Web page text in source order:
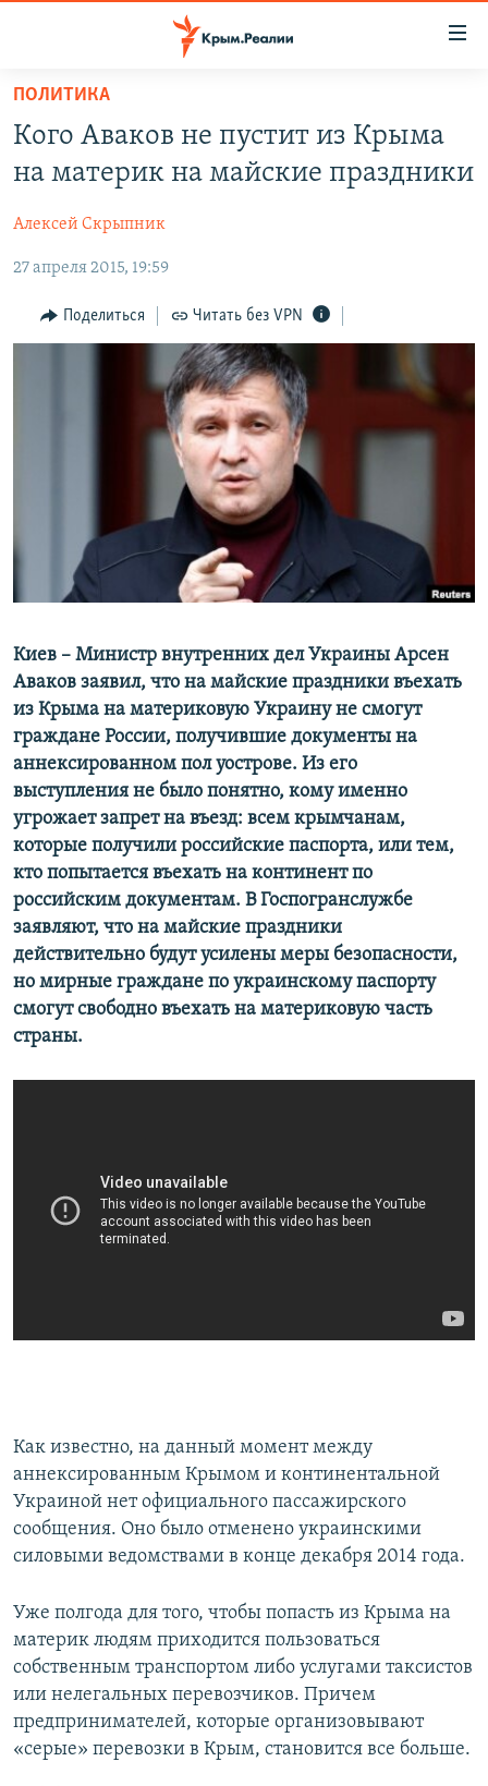
Вернуться
основному
содержанию
навигации
Вернутся
КАРТА ВОЕННЫХ ОБЪЕКТОВ КРЫМА
11 ЛЕТ ОККУПАЦИИ КРЫМА. 11 ИСТОРИЙ СОПРОТИВЛЕНИЯ
ИСТОРИЯ
ЕЩЕ
ИНТЕРАКТИВ
ТЕЛЕПРОЕКТ КРЫМ.РЕАЛИИ
СОВЕТЫ ПРАВОЗАЩИТНИКОВ
ПРОПАВШИЕ БЕЗ ВЕСТИ
ПОБЕДИТЕЛЕЙ НЕ СУДЯТ?
КРЫМ.НЕПОКОРЕННЫЙ
ELIFBE
РАДІО СВОБОДА
КАК ОБОЙТИ БЛОКИРОВКУ
Все сайты RFE/RL
ПОЛИТИКА
Кого Аваков не пустит из Крыма
на материк на майские праздники
Алексей Скрыпник
27 апреля 2015, 19:59
Поделиться Читать без VPN
Киев – Министр внутренних дел Украины Арсен
Аваков заявил, что на майские праздники въехать
из Крыма на материковую Украину не смогут
граждане России, получившие документы на
аннексированном пол уострове. Из его
выступления не было понятно, кому именно
угрожает запрет на въезд: всем крымчанам,
которые получили российские паспорта, или тем,
кто попытается въехать на континент по
российским документам. В Госпогранслужбе
заявляют, что на майские праздники
действительно будут усилены меры безопасности,
но мирные граждане по украинскому паспорту
смогут свободно въехать на материковую часть
страны.
Как известно, на данный момент между
аннексированным Крымом и континентальной
Украиной нет официального пассажирского
сообщения. Оно было отменено украинскими
силовыми ведомствами в конце декабря 2014 года.
Уже полгода для того, чтобы попасть из Крыма на
материк людям приходится пользоваться
собственным транспортом либо услугами таксистов
или нелегальных перевозчиков. Причем
предпринимателей, которые организовывают
«серые» перевозки в Крым, становится все больше.